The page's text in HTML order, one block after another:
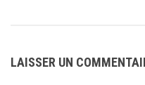
LAISSER UN